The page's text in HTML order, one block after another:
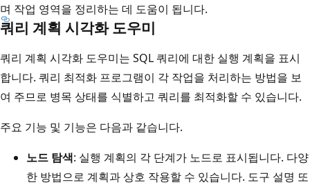
며 작업 영역을 정리하는 데 도움이 됩니다.
쿼리 계획 시각화 도우미
쿼리 계획 시각화 도우미는 SQL 쿼리에 대한 실행 계획을 표시
합니다. 쿼리 최적화 프로그램이 각 작업을 처리하는 방법을 보
여 주므로 병목 상태를 식별하고 쿼리를 최적화할 수 있습니다.
주요 기능 및 기능은 다음과 같습니다.
노드 탐색: 실행 계획의 각 단계가 노드로 표시됩니다. 다양
한 방법으로 계획과 상호 작용할 수 있습니다. 도구 설명 또